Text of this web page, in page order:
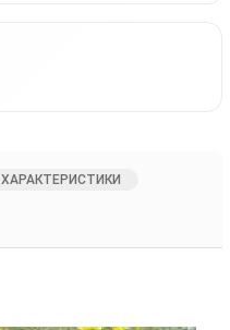
ХАРАКТЕРИСТИКИ